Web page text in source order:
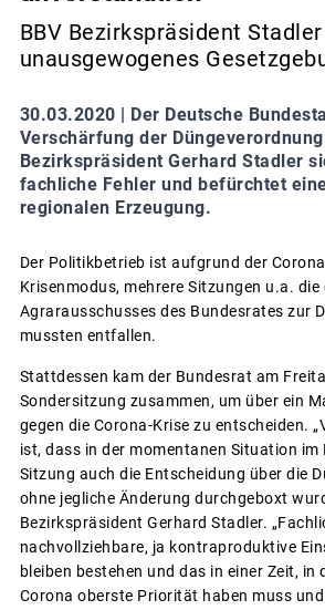
BBV Bezirkspräsident
unausgewogenes
30.03.2020 |
Der Deutsche
Verschärfung der
Bezirkspräsident Gerhard Stadler
fachliche Fehler und befürchtet
regionalen Erzeugung.
Der Politikbetrieb ist aufgrund der
Krisenmodus, mehrere Sitzungen u.a. die
Agrarausschusses des Bundesrates zur
mussten entfallen.
Stattdessen kam der Bundesrat am
Sondersitzung zusammen, um über ein
gegen die Corona-Krise zu entscheiden.
ist, dass in der momentanen Situation im
Sitzung auch die Entscheidung über die
ohne jegliche Änderung durchgeboxt
Bezirkspräsident Gerhard Stadler.
nachvollziehbare, ja kontraproduktive
bleiben bestehen und das in einer Zeit, in
Corona oberste Priorität haben muss